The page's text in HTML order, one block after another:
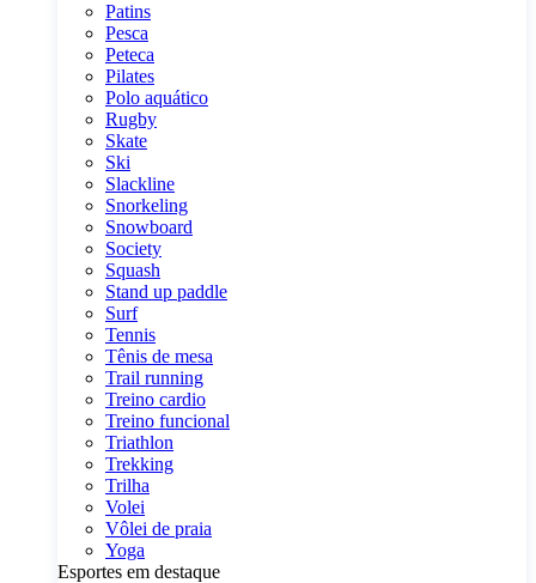
Patins
Pesca
Peteca
Pilates
Polo aquático
Rugby
Skate
Ski
Slackline
Snorkeling
Snowboard
Society
Squash
Stand up paddle
Surf
Tennis
Tênis de mesa
Trail running
Treino cardio
Treino funcional
Triathlon
Trekking
Trilha
Volei
Vôlei de praia
Yoga
Esportes em destaque